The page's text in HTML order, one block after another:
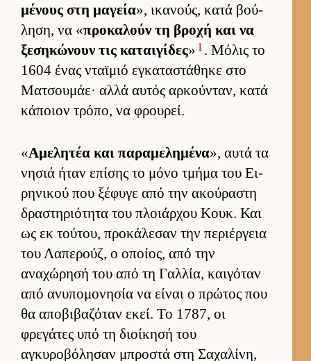
μένους στη μαγεία», ικανούς, κατά βού­
ληση, να «προκαλούν τη βροχή και να
ξεσηκώνουν τις καται­γίδες» 1 . Μόλις το
1604 ένας νταϊμιό εγκαταστάθηκε στο
Ματσου­μάε· αλλά αυ­τός αρ­κού­νταν, κατά
κάποιον τρόπο, να φρου­ρεί.
«Αμελητέα και παραμελημένα», αυτά τα
νησιά ήταν επίσης το μόνο τμήμα του Ει­
ρηνικού που ξέφυγε από την ακού­ραστη
δραστηριότητα του πλοιάρ­χου Κουκ. Και
ως εκ τού­του, προκάλεσαν την περιέρ­γεια
του Λαπερούζ, ο οποί­ος, από την
αναχώρησή του από τη Γαλ­λία, και­γόταν
από ανυπομονησία να εί­ναι ο πρώτος που
θα αποβιβαζόταν εκεί. Το 1787, οι
φρεγάτες υπό τη διοί­κησή του
αγκυροβόλησαν μπροστά στη Σαχαλίνη,